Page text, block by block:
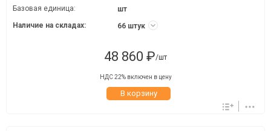
Базовая единица:
шт
Наличие на складах:
66 штук
48 860 ₽/шт
НДС 22% включен в цену
В корзину